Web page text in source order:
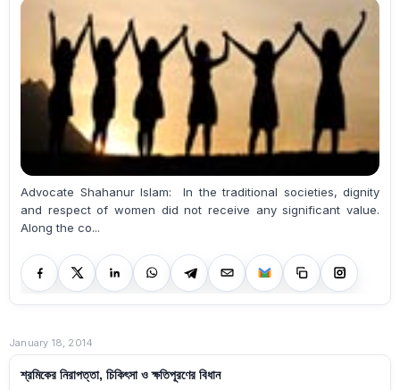
Advocate Shahanur Islam: In the traditional societies, dignity
and respect of women did not receive any significant value.
Along the co...
January 18, 2014
শ্রমিকের নিরাপত্তা, চিকিৎসা ও ক্ষতিপূরণের বিধান